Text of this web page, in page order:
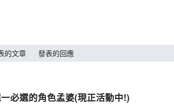
的文章 發表的回應
必選的角色孟婆(現正活動中!)